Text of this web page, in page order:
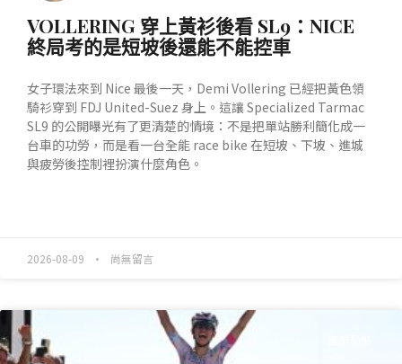
VOLLERING 穿上黃衫後看 SL9：NICE
終局考的是短坡後還能不能控車
女子環法來到 Nice 最後一天，Demi Vollering 已經把黃色領
騎衫穿到 FDJ United-Suez 身上。這讓 Specialized Tarmac
SL9 的公開曝光有了更清楚的情境：不是把單站勝利簡化成一
台車的功勞，而是看一台全能 race bike 在短坡、下坡、進城
與疲勞後控制裡扮演什麼角色。
2026-08-09 尚無留言